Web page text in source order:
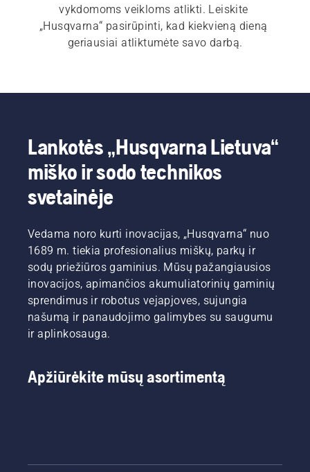
vykdomoms veikloms atlikti. Leiskite
„Husqvarna“ pasirūpinti, kad kiekvieną dieną
geriausiai atliktumėte savo darbą.
Lankotės „Husqvarna Lietuva“
miško ir sodo technikos
svetainėje
Vedama noro kurti inovacijas, „Husqvarna“ nuo
1689 m. tiekia profesionalius miškų, parkų ir
sodų priežiūros gaminius. Mūsų pažangiausios
inovacijos, apimančios akumuliatorinių gaminių
sprendimus ir robotus vejapjoves, sujungia
našumą ir panaudojimo galimybes su saugumu
ir aplinkosauga.
Apžiūrėkite mūsų asortimentą